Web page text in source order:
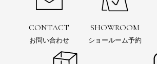
CONTACT
お問い合わせ
SHOWROOM
ショールーム予約